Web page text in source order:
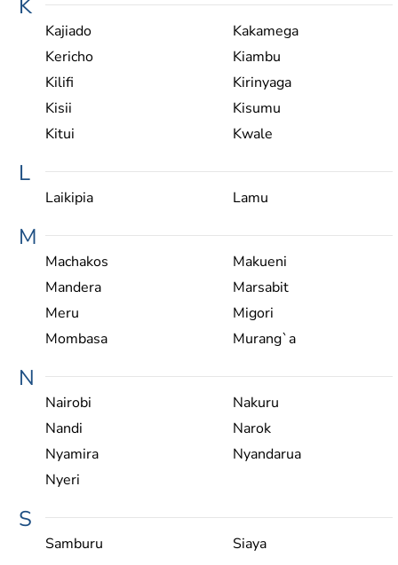
K
Kajiado
Kakamega
Kericho
Kiambu
Kilifi
Kirinyaga
Kisii
Kisumu
Kitui
Kwale
L
Laikipia Lamu
M
Machakos
Makueni
Mandera
Marsabit
Meru
Migori
Mombasa
Murang`a
N
Nairobi
Nakuru
Nandi
Narok
Nyamira
Nyandarua
Nyeri
S
Samburu Siaya